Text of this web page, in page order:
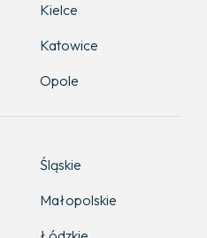
Kielce
Katowice
Opole
Śląskie
Małopolskie